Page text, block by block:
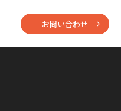
お問い合わせ